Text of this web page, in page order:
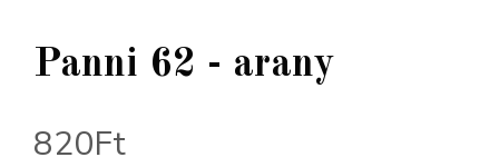
Panni 62 - arany
820Ft